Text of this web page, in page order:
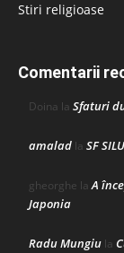
Stiri religioase
Comentarii
Doina la Sfaturi
amalad la SF
gheorghe laA
Japonia
Radu Mungiu la